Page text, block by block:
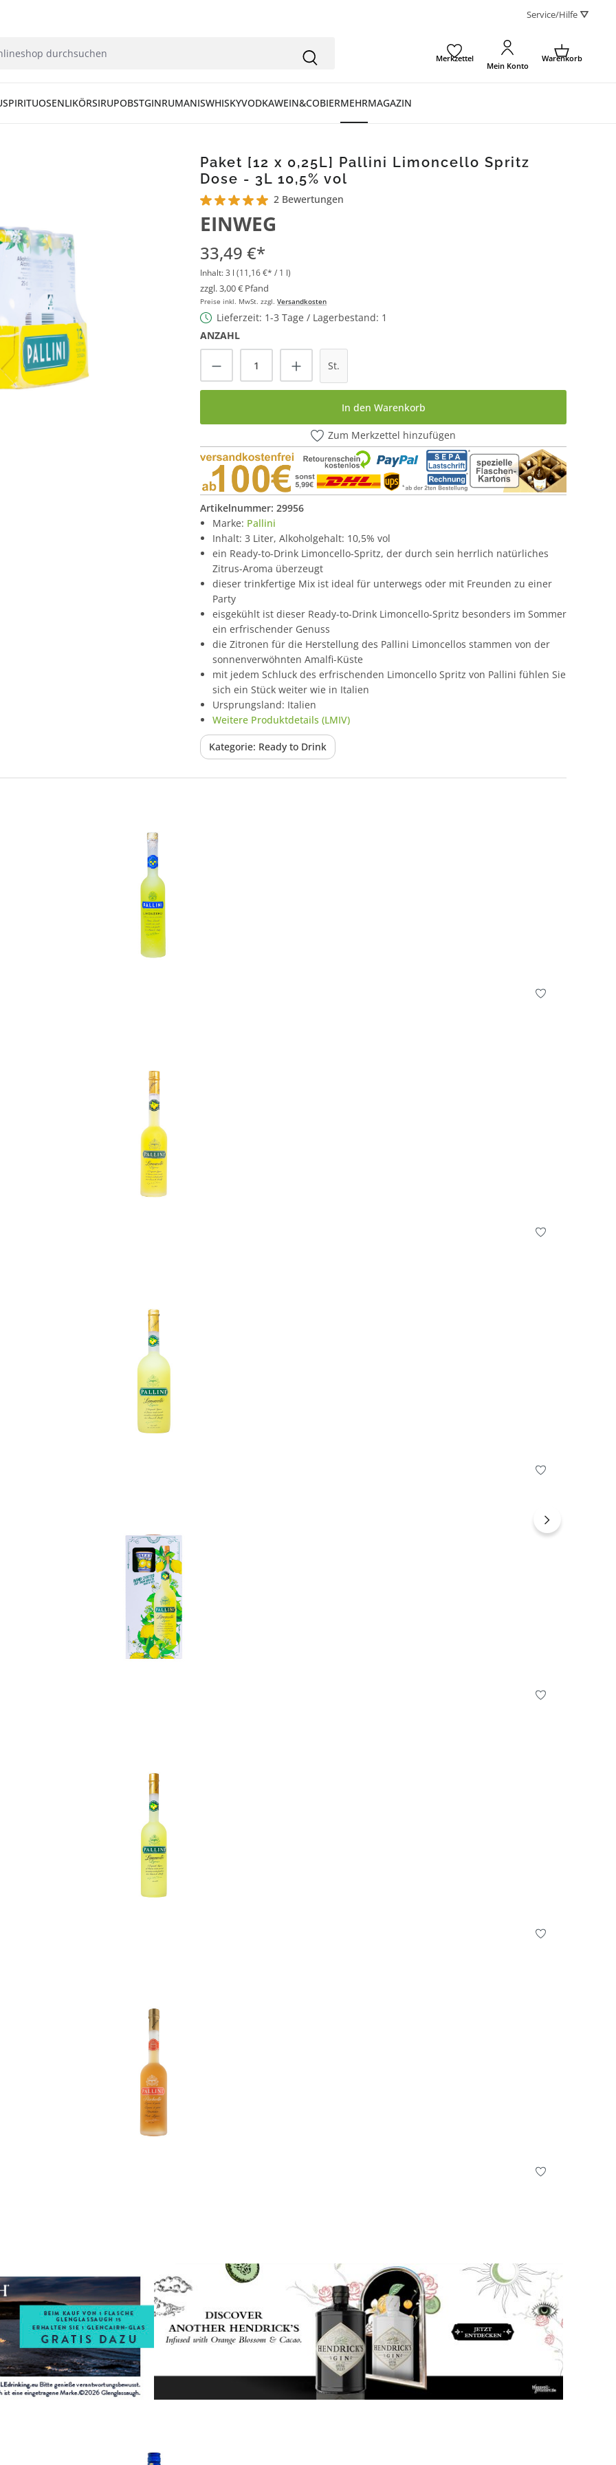
Service/Hilfe ⛛
Merkzettel
Mein Konto
Warenkorb
SPIRITUOSENLIKÖRSIRUPOBSTGINRUMANISWHISKYVODKAWEIN&COBIERMEHRMAGAZIN
Paket [12 x 0,25L] Pallini Limoncello Spritz
Dose - 3L 10,5% vol
Durchschnittliche Bewertung von 5 von 5 Sternen
2 Bewertungen
EINWEG
33,49 €*
Inhalt:3 l (11,16 €* / 1 l)
zzgl. 3,00 € Pfand
Preise inkl. MwSt. zzgl. Versandkosten
Lieferzeit: 1-3 Tage / Lagerbestand: 1
ANZAHL
Produkt Anzahl: Gib den gewünschten Wert ein
St.
In den Warenkorb
Zum Merkzettel hinzufügen
Artikelnummer: 29956
Marke: Pallini
Inhalt: 3 Liter, Alkoholgehalt: 10,5% vol
ein Ready-to-Drink Limoncello-Spritz, der durch sein herrlich natürliches
Zitrus-Aroma überzeugt
dieser trinkfertige Mix ist ideal für unterwegs oder mit Freunden zu einer
Party
eisgekühlt ist dieser Ready-to-Drink Limoncello-Spritz besonders im Sommer
ein erfrischender Genuss
die Zitronen für die Herstellung des Pallini Limoncellos stammen von der
sonnenverwöhnten Amalfi-Küste
mit jedem Schluck des erfrischenden Limoncello Spritz von Pallini fühlen Sie
sich ein Stück weiter wie in Italien
Ursprungsland: Italien
Weitere Produktdetails (LMIV)
Kategorie: Ready to Drink
In den Korb
In den Korb
In den Korb
In den Korb
In den Korb
In den Korb